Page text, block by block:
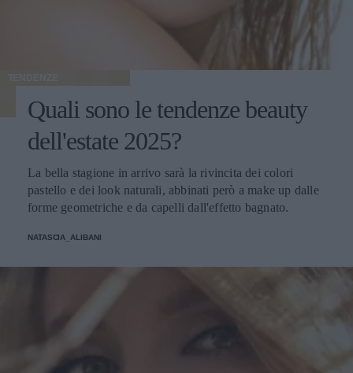
TENDENZE
Quali sono le tendenze beauty
dell'estate 2025?
La bella stagione in arrivo sarà la rivincita dei colori
pastello e dei look naturali, abbinati però a make up dalle
forme geometriche e da capelli dall'effetto bagnato.
NATASCIA_ALIBANI